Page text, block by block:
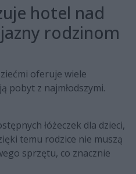
hotel nad
rodzinom
oferuje wiele
pobyt z najmłodszymi.
łóżeczek dla dzieci,
temu rodzice nie muszą
sprzętu, co znacznie